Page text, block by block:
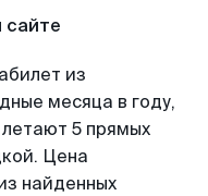
сайте
из
месяца в году,
5 прямых
Цена
найденных